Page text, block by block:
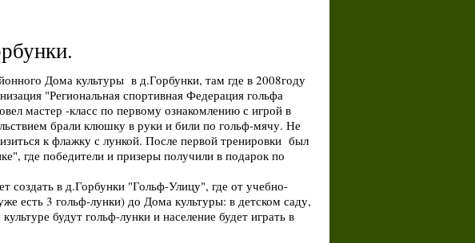
Дома культуры в д.Горбунки, там где в 2008году
"Региональная спортивная Федерация гольфа
мастер -класс по первому ознакомлению с игрой в
брали клюшку в руки и били по гольф-мячу. Не
к флажку с лункой. После первой тренировки был
где победители и призеры получили в подарок по
создать в д.Горбунки "Гольф-Улицу", где от учебно-
есть 3 гольф-лунки) до Дома культуры: в детском саду,
будут гольф-лунки и население будет играть в